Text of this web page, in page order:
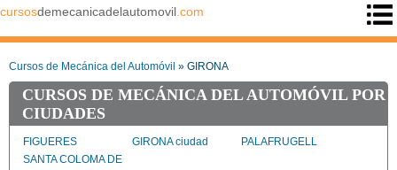
cursosdemecanicadelautomovil .com
Cursos de Mecánica del Automóvil » GIRONA
CURSOS DE MECÁNICA DEL AUTOMÓVIL POR
CIUDADES
FIGUERES GIRONA ciudad
PALAFRUGELL
SANTA COLOMA DE